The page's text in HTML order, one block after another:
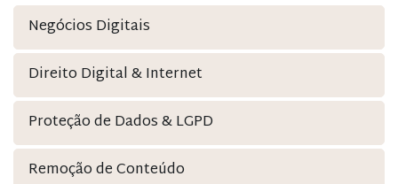
Negócios Digitais
Direito Digital & Internet
Proteção de Dados & LGPD
Remoção de Conteúdo